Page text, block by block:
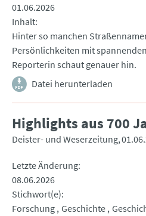
01.06.2026
Inhalt
Hinter so manchen
Persönlichkeiten mit
Reporterin schaut genauer hin.
Datei herunterladen
Highlights aus 700
Deister- und Weserzeitung
Letzte Änderung
08.06.2026
Stichwort(e)
Forschung Geschichte